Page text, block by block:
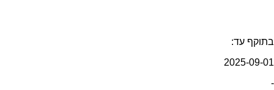
בתוקף עד:
2025-09-01
-